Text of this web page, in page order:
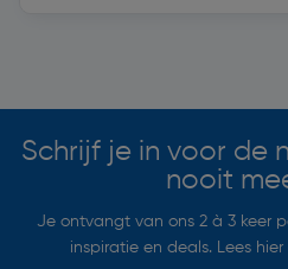
Schrijf je in voor de
nooit
Je ontvangt van ons 2 à 3 keer
inspiratie en deals. Lees hier